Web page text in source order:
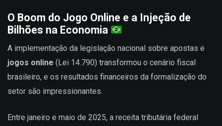
O Boom do Jogo Online e a Injeção de
Bilhões na Economia
A implementação da legislação nacional sobre apostas e
jogos online (Lei 14.790) transformou o cenário fiscal
brasileiro, e os resultados financeiros da formalização do
setor são impressionantes.
Entre janeiro e maio de 2025, a receita tributária federal